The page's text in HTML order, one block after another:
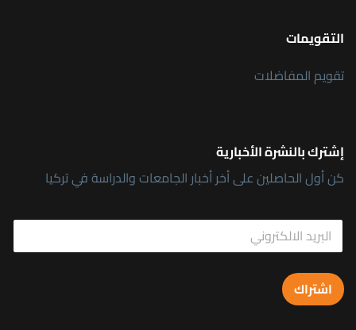
التقويمات
تقويم المفاضلات
إشترك بالنشرة الأخبارية
كن أول الحاصلين على أخر أخبار الجامعات والدراسة في تركيا
E
m
i
l
E
m
E
a
l
* اشتراك